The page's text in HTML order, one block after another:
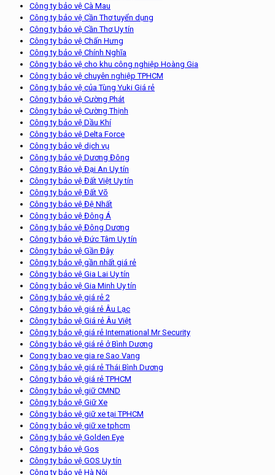
Công ty bảo vệ Cà Mau
Công ty bảo vệ Cần Thơ tuyển dụng
Công ty bảo vệ Cần Thơ Uy tín
Công ty bảo vệ Chấn Hưng
Công ty bảo vệ Chính Nghĩa
Công ty bảo vệ cho khu công nghiệp Hoàng Gia
Công ty bảo vệ chuyên nghiệp TPHCM
Công ty bảo vệ của Tùng Yuki Giá rẻ
Công ty bảo vệ Cường Phát
Công ty bảo vệ Cường Thịnh
Công ty bảo vệ Dầu Khí
Công ty bảo vệ Delta Force
Công ty bảo vệ dịch vụ
Công ty bảo vệ Dương Đông
Công ty Bảo vệ Đại An Uy tín
Công ty bảo vệ Đất Việt Uy tín
Công ty bảo vệ Đất Võ
Công ty bảo vệ Đệ Nhất
Công ty bảo vệ Đông Á
Công ty bảo vệ Đông Dương
Công ty bảo vệ Đức Tâm Uy tín
Công ty bảo vệ Gần Đây
Công ty bảo vệ gần nhất giá rẻ
Công ty bảo vệ Gia Lai Uy tín
Công ty bảo vệ Gia Minh Uy tín
Công ty bảo vệ giá rẻ 2
Công ty bảo vệ giá rẻ Âu Lạc
Công ty bảo vệ Giá rẻ Âu Việt
Công ty bảo vệ giá rẻ International Mr Security
Công ty bảo vệ giá rẻ ở Bình Dương
Cong ty bao ve gia re Sao Vang
Công ty bảo vệ giá rẻ Thái Bình Dương
Công ty bảo vệ giá rẻ TPHCM
Công ty bảo vệ giữ CMND
Công ty bảo vệ Giữ Xe
Công ty bảo vệ giữ xe tại TPHCM
Công ty bảo vệ giữ xe tphcm
Công ty bảo vệ Golden Eye
Công ty bảo vệ Gos
Công ty bảo vệ GOS Uy tín
Công ty bảo vệ Hà Nội